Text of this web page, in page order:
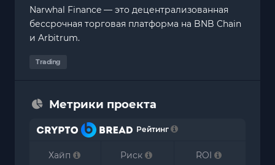
Narwhal Finance — это децентрализованная
бессрочная торговая платформа на BNB Chain
и Arbitrum.
Trading
Метрики проекта
Рейтинг
Хайп
Риск
ROI